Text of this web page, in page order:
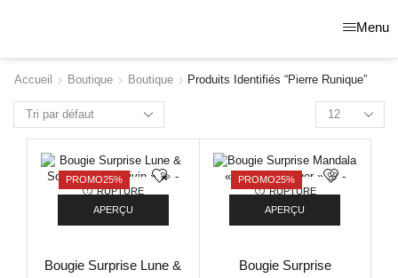
Menu
Accueil Boutique Boutique Produits Identifiés “pierre Runique”
PROMO25%
RUPTURE
DE STOCK
APERÇU
Bougie Surprise Lune &
PROMO25%
RUPTURE
DE STOCK
APERÇU
Bougie Surprise